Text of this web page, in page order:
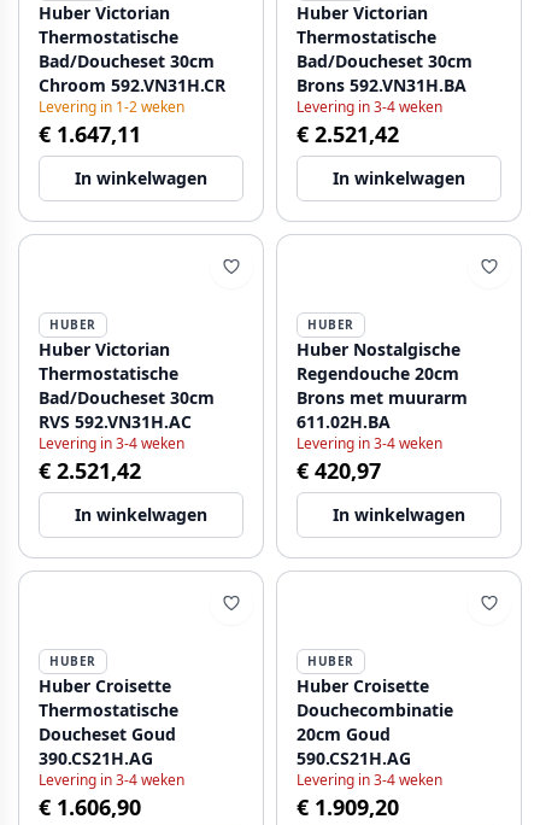
Huber Victorian
Thermostatische
Bad/Doucheset 30cm
Chroom 592.VN31H.CR
Levering in 1-2 weken
€ 1.647,11
In winkelwagen
Huber Victorian
Thermostatische
Bad/Doucheset 30cm
Brons 592.VN31H.BA
Levering in 3-4 weken
€ 2.521,42
In winkelwagen
HUBER
Huber Victorian
Thermostatische
Bad/Doucheset 30cm
RVS 592.VN31H.AC
Levering in 3-4 weken
€ 2.521,42
In winkelwagen
HUBER
Huber Nostalgische
Regendouche 20cm
Brons met muurarm
611.02H.BA
Levering in 3-4 weken
€ 420,97
In winkelwagen
HUBER
Huber Croisette
Thermostatische
Doucheset Goud
390.CS21H.AG
Levering in 3-4 weken
€ 1.606,90
HUBER
Huber Croisette
Douchecombinatie
20cm Goud
590.CS21H.AG
Levering in 3-4 weken
€ 1.909,20